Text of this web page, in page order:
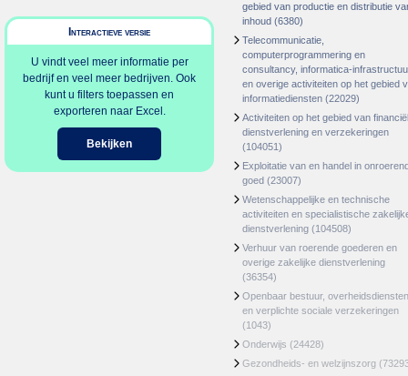
Interactieve versie
U vindt veel meer informatie per
bedrijf en veel meer bedrijven. Ook
kunt u filters toepassen en
exporteren naar Excel.
Bekijken
gebied van productie en distributie
inhoud (6380)
Telecommunicatie,
computerprogrammering en
consultancy, informatica-
en overige activiteiten op het gebied
informatiediensten (22029)
Activiteiten op het gebied van
dienstverlening en verzekeringen
(104051)
Exploitatie van en handel in
goed (23007)
Wetenschappelijke en technische
activiteiten en specialistische
dienstverlening (104508)
Verhuur van roerende goederen en
overige zakelijke dienstverlening
(36354)
Openbaar bestuur, overheidsdiensten
en verplichte sociale verzekeringen
(1043)
Onderwijs (24428)
Gezondheids- en welzijnszorg